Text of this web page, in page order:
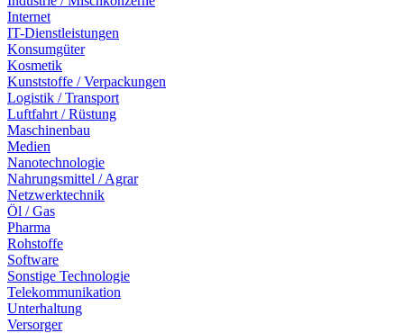
Internet
IT-Dienstleistungen
Konsumgüter
Kosmetik
Kunststoffe / Verpackungen
Logistik / Transport
Luftfahrt / Rüstung
Maschinenbau
Medien
Nanotechnologie
Nahrungsmittel / Agrar
Netzwerktechnik
Öl / Gas
Pharma
Rohstoffe
Software
Sonstige Technologie
Telekommunikation
Unterhaltung
Versorger